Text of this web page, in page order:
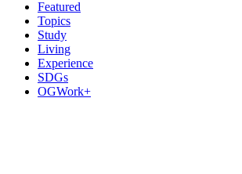
Featured
Topics
Study
Living
Experience
SDGs
OGWork+